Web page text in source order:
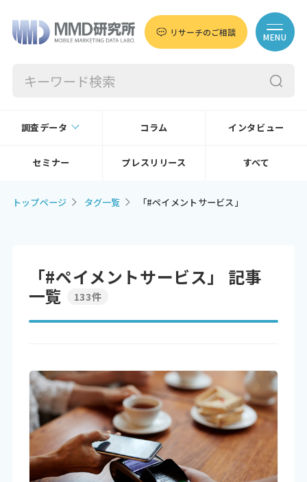
リサーチのご相談 MENU
調査データ コラム インタビュー
セミナー プレスリリース すべて
トップページ タグ一覧 「#ペイメントサービス」
「#ペイメントサービス」 記事
一覧
133件